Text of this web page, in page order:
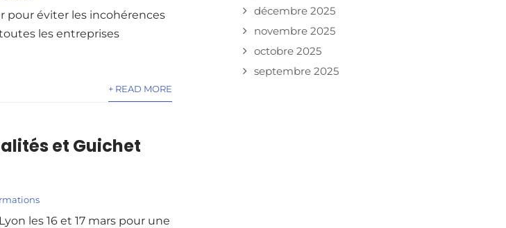
pour éviter les incohérences
les entreprises
+ READ MORE
et Guichet
les 16 et 17 mars pour une
décembre 2025
novembre 2025
octobre 2025
septembre 2025